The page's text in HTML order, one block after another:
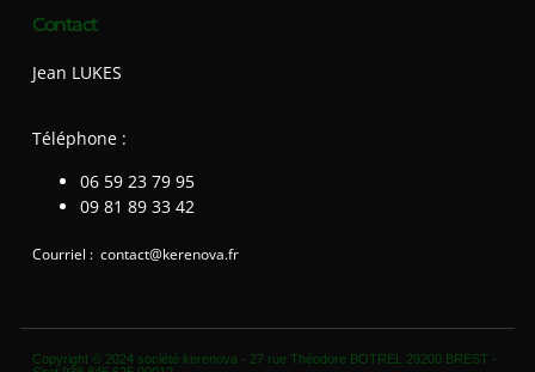
Contact
Jean LUKES
Téléphone :
06 59 23 79 95
09 81 89 33 42
Courriel : contact@kerenova.fr
Copyright © 2024 société kerenova - 27 rue Théodore BOTREL 29200 BREST -